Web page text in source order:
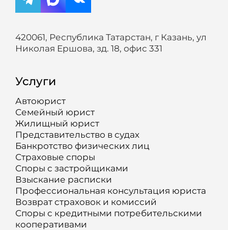
420061, Республика Татарстан, г Казань, ул
Николая Ершова, зд. 18, офис 331
Услуги
Автоюрист
Семейный юрист
Жилищный юрист
Представительство в судах
Банкротство физических лиц
Страховые споры
Споры с застройщиками
Взыскание расписки
Профессиональная консультация юриста
Возврат страховок и комиссий
Споры с кредитными потребительскими
кооперативами